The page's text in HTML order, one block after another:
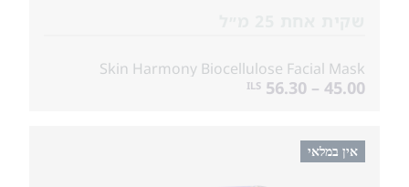
Skin Harmony Biocellulose Facial Mask
45.00 – 56.30
ILS
אין במלאי